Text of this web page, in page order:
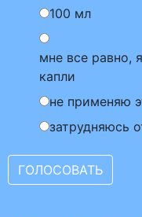
100 мл
мне все равно,
капли
не применяю
затрудняюсь